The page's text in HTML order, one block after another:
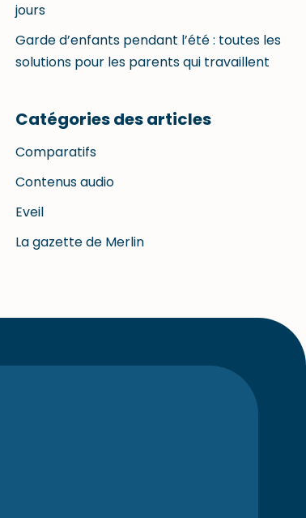
jours
Garde d’enfants pendant l’été : toutes les
solutions pour les parents qui travaillent
Catégories des articles
Comparatifs
Contenus audio
Eveil
La gazette de Merlin